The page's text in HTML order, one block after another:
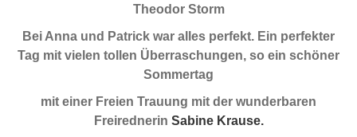
Theodor Storm
Bei Anna und Patrick war alles perfekt. Ein perfekter
Tag mit vielen tollen Überraschungen, so ein schöner
Sommertag
mit einer Freien Trauung mit der wunderbaren
Freirednerin Sabine Krause.